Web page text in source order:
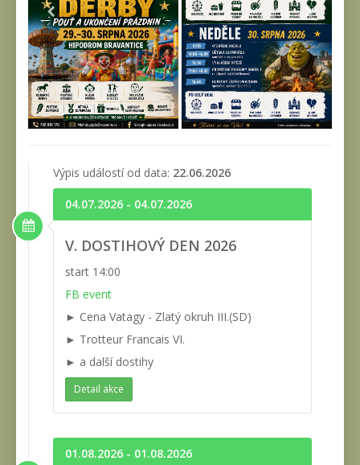
Výpis událostí od data: 22.06.2026
04.07.2026 - 04.07.2026
V. DOSTIHOVÝ DEN 2026
start 14:00
FB event
► Cena Vatagy - Zlatý okruh III.(SD)
► Trotteur Francais VI.
► a další dostihy
Detail akce
01.08.2026 - 01.08.2026